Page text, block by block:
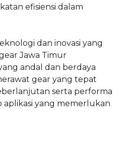
efisiensi dalam
dan inovasi yang
Jawa Timur
andal dan berdaya
gear yang tepat
serta performa
aplikasi yang memerlukan